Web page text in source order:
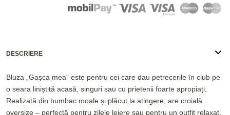
DESCRIERE
Bluza „Gașca mea” este pentru cei care dau petrecerile în club pe
o seara liniștită acasă, singuri sau cu prietenii foarte apropiați.
Realizată din bumbac moale și plăcut la atingere, are croială
oversize – perfectă pentru zilele lejere sau pentru un outfit relaxat,